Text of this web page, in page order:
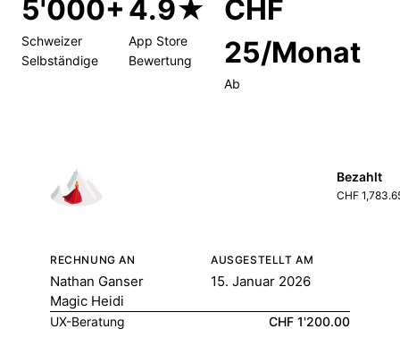
5'000+
Schweizer
Selbständige
4.9★
App Store
Bewertung
CHF
25/Monat
Ab
RECHNUNG AN
Nathan Ganser
Magic Heidi
AUSGESTELLT AM
15. Januar 2026
UX-Beratung CHF 1'200.00
Bezahlt
CHF